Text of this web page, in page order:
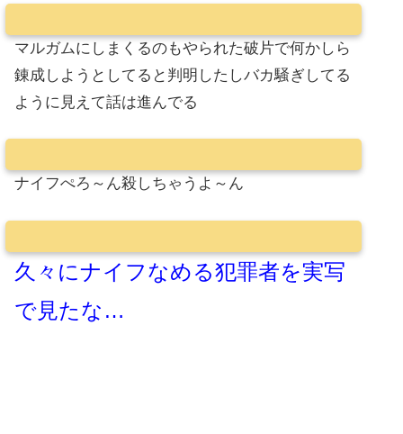
マルガムにしまくるのもやられた破片で何かしら
錬成しようとしてると判明したしバカ騒ぎしてる
ように見えて話は進んでる
ナイフぺろ～ん殺しちゃうよ～ん
久々にナイフなめる犯罪者を実写
で見たな…